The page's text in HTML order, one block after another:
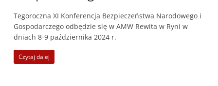
Tegoroczna XI Konferencja Bezpieczeństwa Narodowego i
Gospodarczego odbędzie się w AMW Rewita w Ryni w
dniach 8-9 października 2024 r.
Czytaj dalej